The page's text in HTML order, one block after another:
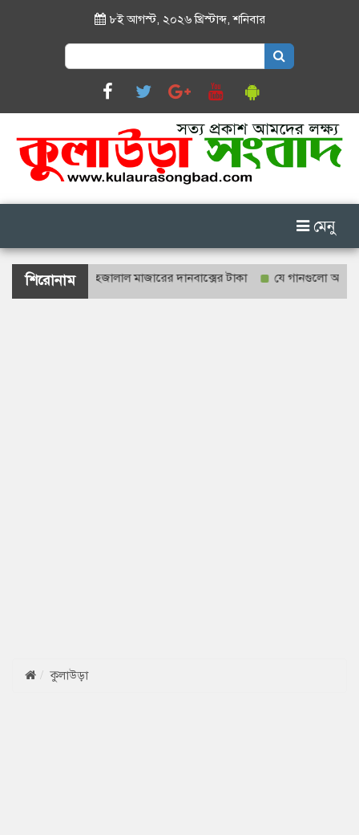
৮ই আগস্ট, ২০২৬ খ্রিস্টাব্দ,শনিবার
Search
for:
মেনু
শিরোনাম
হবে শাহজালাল মাজারের দানবাক্সের টাকা যে গানগুলো আজও ফিরিয়ে
কুলাউড়া